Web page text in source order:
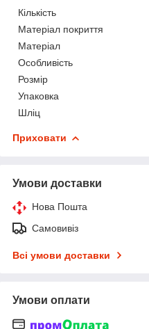
Кількість
Матеріал покриття
Матеріал
Особливість
Розмір
Упаковка
Шліц
Приховати
Умови доставки
Нова Пошта
Самовивіз
Всі умови доставки
Умови оплати